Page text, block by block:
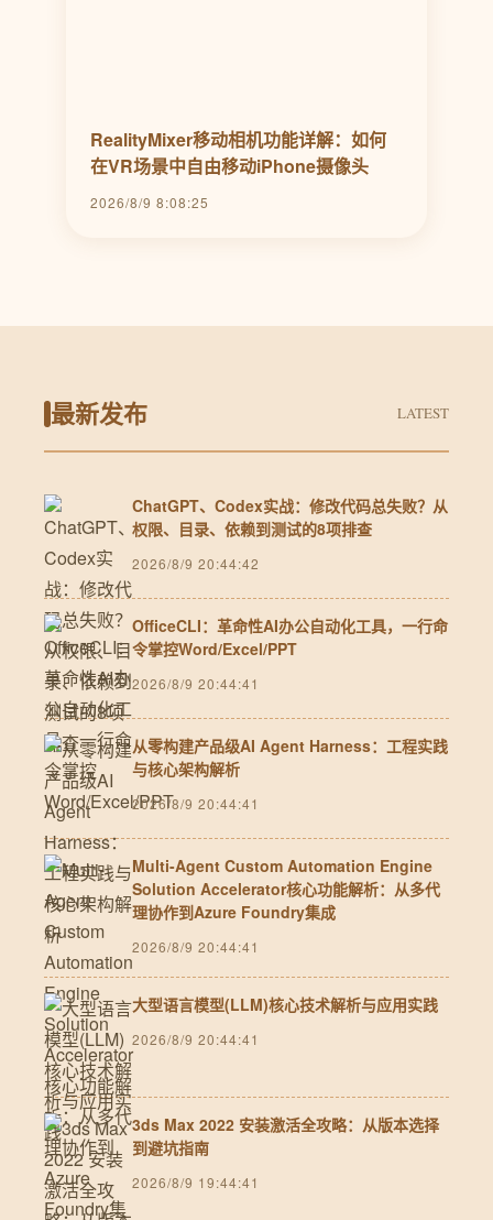
RealityMixer移动相机功能详解：如何
在VR场景中自由移动iPhone摄像头
2026/8/9 8:08:25
最新发布 LATEST
ChatGPT、Codex实战：修改代码总失败？从
权限、目录、依赖到测试的8项排查
2026/8/9 20:44:42
OfficeCLI：革命性AI办公自动化工具，一行命
令掌控Word/Excel/PPT
2026/8/9 20:44:41
从零构建产品级AI Agent Harness：工程实践
与核心架构解析
2026/8/9 20:44:41
Multi-Agent Custom Automation Engine
Solution Accelerator核心功能解析：从多代
理协作到Azure Foundry集成
2026/8/9 20:44:41
大型语言模型(LLM)核心技术解析与应用实践
2026/8/9 20:44:41
3ds Max 2022 安装激活全攻略：从版本选择
到避坑指南
2026/8/9 19:44:41